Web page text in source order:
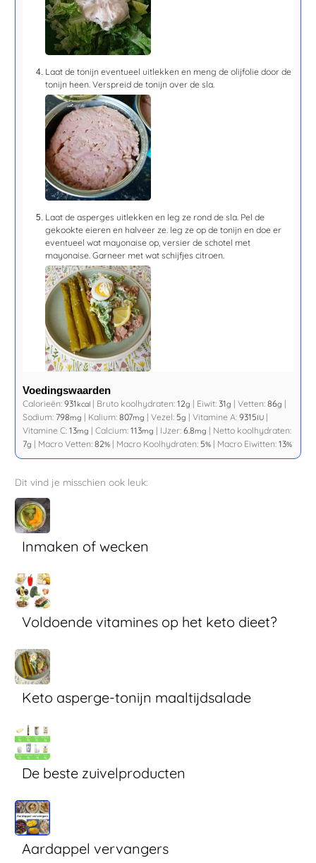
Laat de tonijn eventueel uitlekken en meng de olijfolie door de
tonijn heen. Verspreid de tonijn over de sla.
Laat de asperges uitlekken en leg ze rond de sla. Pel de
gekookte eieren en halveer ze. leg ze op de tonijn en doe er
eventueel wat mayonaise op, versier de schotel met
mayonaise. Garneer met wat schijfjes citroen.
Voedingswaarden
Calorieën:931kcal | Bruto koolhydraten:12g | Eiwit:31g |Vetten:86g |
Sodium: 798mg | Kalium:807mg |Vezel: 5g |Vitamine A:9315IU |
Vitamine C:13mg |Calcium:113mg | IJzer:6.8mg | Netto koolhydraten:
7g | Macro Vetten:82% | Macro Koolhydraten: 5% | Macro Eiwitten:13%
Dit vind je misschien ook leuk:
Inmaken of wecken
Voldoende vitamines op het keto dieet?
Keto asperge-tonijn maaltijdsalade
De beste zuivelproducten
Aardappel vervangers